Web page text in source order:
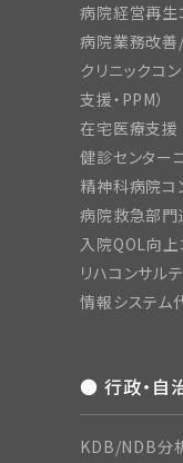
病院経営再生
病院業務改善/
クリニックコ
支援・PPM）
在宅医療支援
健診センター
精神科病院コ
病院救急部門
入院QOL向上
リハコンサル
情報システム
● 行政・自
KDB/NDB分